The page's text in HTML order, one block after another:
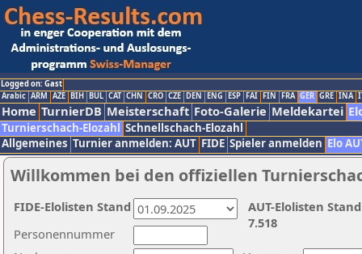
Logged on: Gast
Arabic ARM AZE BIH BUL CAT CHN CRO CZE DEN ENG ESP FAI FIN FRA GER GRE INA
Home TurnierDB Meisterschaft Foto-Galerie Meldekartei
Turnierschach-Elozahl Schnellschach-Elozahl
Allgemeines Turnier anmelden: AUT FIDE Spieler anmelden Elo
Willkommen bei den offiziellen
Personennummer
AUT-Elolisten
7.518
FIDE-Elolisten Stand